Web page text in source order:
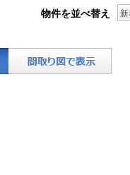
物件を並べ替え